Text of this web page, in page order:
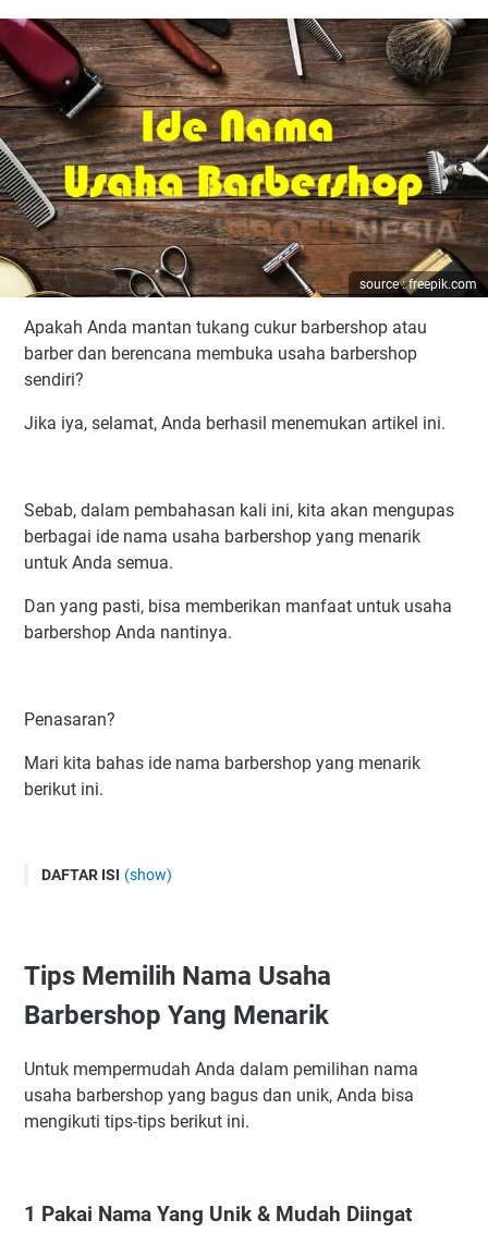
source : freepik.com
Apakah Anda mantan tukang cukur barbershop atau
barber dan berencana membuka usaha barbershop
sendiri?
Jika iya, selamat, Anda berhasil menemukan artikel ini.
Sebab, dalam pembahasan kali ini, kita akan mengupas
berbagai ide nama usaha barbershop yang menarik
untuk Anda semua.
Dan yang pasti, bisa memberikan manfaat untuk usaha
barbershop Anda nantinya.
Penasaran?
Mari kita bahas ide nama barbershop yang menarik
berikut ini.
DAFTAR ISI (show)
2 Hindari Nama Yang Terlalu Panjang
3 Pakai Nama Yang Memiliki Arti & Makna Yang Bagus
4 Sisipkan Bahasa Asing Maupun Bahasa Inggris
5 Sisipkan Angka Ke Dalam Nama Usaha
6 Gunakan Nama Sendiri
7 Carilah Berbagai Referensi Nama Usaha Para Pesaing
Inspirasi Nama Barbershop Dalam Bahasa Inggris
Tips Memilih Nama Usaha
Barbershop Yang Menarik
Untuk mempermudah Anda dalam pemilihan nama
usaha barbershop yang bagus dan unik, Anda bisa
mengikuti tips-tips berikut ini.
1 Pakai Nama Yang Unik & Mudah Diingat